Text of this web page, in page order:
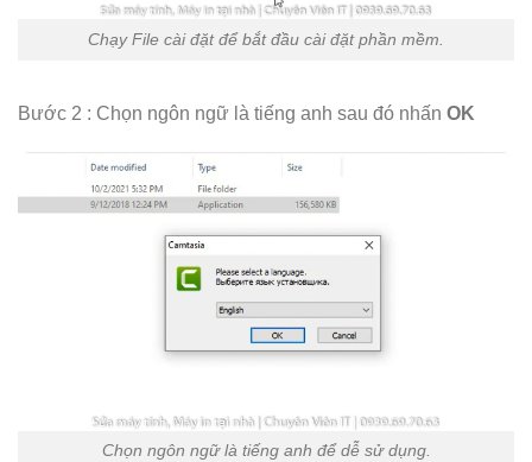
Chạy File cài đặt để bắt đầu cài đặt phần mềm.
Bước 2 : Chọn ngôn ngữ là tiếng anh sau đó nhấn OK
Chọn ngôn ngữ là tiếng anh để dễ sử dụng.